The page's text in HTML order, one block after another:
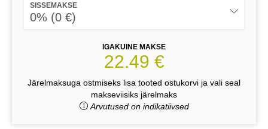
SISSEMAKSE
0% (0 €)
IGAKUINE MAKSE
22.49 €
Järelmaksuga ostmiseks lisa tooted ostukorvi ja vali seal
makseviisiks järelmaks
Arvutused on indikatiivsed